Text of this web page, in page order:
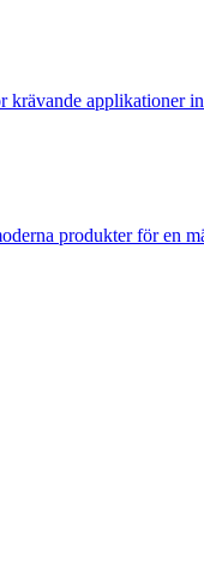
krävande applikationer
produkter för en